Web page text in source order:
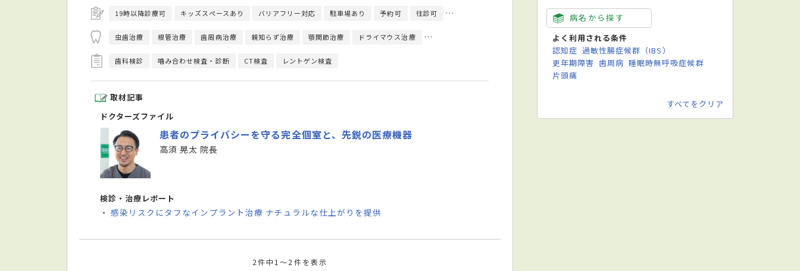
19時以降診療可 キッズスペースあり バリアフリー対応 駐車場あり 予約可 往診可 訪問診療可 クレジットカード対応 英語対応可 歯科用マイクロスコープあり
虫歯治療 根管治療 歯周病治療 親知らず治療 顎関節治療 ドライマウス治療 入れ歯／義歯治療 クリーニング インプラント治療
歯科検診 噛み合わせ検査・診断 CT検査 レントゲン検査
取材記事
ドクターズファイル
患者のプライバシーを守る完全個室と、先鋭の医療機器
高須 晃太 院長
検診・治療レポート
・感染リスクにタフなインプラント治療 ナチュラルな仕上がりを提供
2件中1～2件を表示
病名から探す
よく利用される条件
認知症 過敏性腸症候群（IBS）
更年期障害 歯周病 睡眠時無呼吸症候群
片頭痛
すべてをクリア